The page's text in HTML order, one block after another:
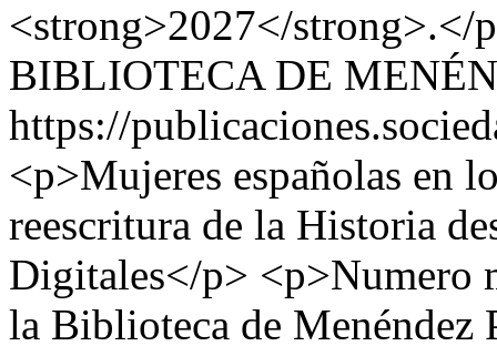
<strong>2027</strong>.</
BIBLIOTECA DE
https://
<p>Mujeres españolas en
reescritura de la Historia
Digitales</p> <p>Numero
la Biblioteca de